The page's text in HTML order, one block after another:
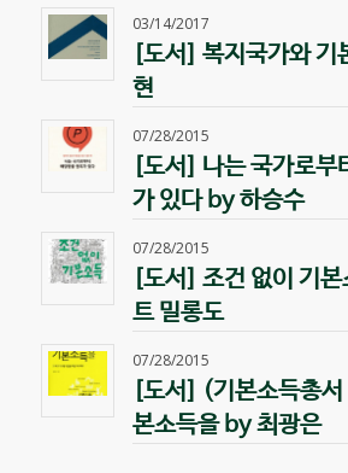
03/14/2017
[도서] 복지국가와 기
현
07/28/2015
[도서] 나는 국가로부
가 있다 by 하승수
07/28/2015
[도서] 조건 없이 기
트 밀롱도
07/28/2015
[도서] (기본소득총서
본소득을 by 최광은